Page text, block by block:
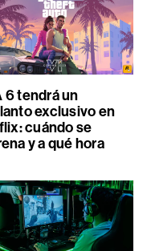
6 tendrá un
exclusivo en
cuándo se
y a qué hora